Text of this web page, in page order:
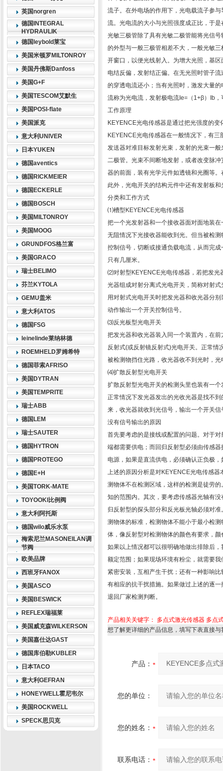
英国norgren
德国INTEGRAL
HYDRAULIK
德国leybold莱宝
美国米顿罗MILTONROY
美国丹佛斯Danfoss
美国G+F
美国TESCOM艾默生
美国POSI-flate
美国派克
意大利UNIVER
日本YUKEN
德国aventics
德国RICKMEIER
德国ECKERLE
德国BOSCH
美国MILTONROY
美国MOOG
GRUNDFOS格兰富
美国GRACO
瑞士BELIMO
芬兰KYTOLA
GEMU盖米
意大利ATOS
德国FSG
leinelinde莱纳林德
ROEMHELD罗姆希特
德国菲索AFRISO
美国DYTRAN
美国TEMPRITE
瑞士ABB
德国LEM
瑞士SAUTER
德国HYTRON
德国PROTEGO
德国E+H
美国TORK-MATE
TOYOOKI比例阀
意大利阿托斯
德国wilo威乐水泵
梅索尼兰MASONEILAN调
节阀
欧美品牌
西班牙FANOX
美国ASCO
美国BESWICK
REFLEX瑞福莱
美国威克森WILKERSON
美国嘉仕达GAST
德国库伯勒KUBLER
日本TACO
意大利GEFRAN
HONEYWELL霍尼韦尔
美国ROCKWELL
SPECK思贝克
流子。在外电场的作用下，光电载流子参
流。光电流的大小与光照强度成正比，于
光敏三极管除了具有光敏二极管能将光信
的外型与一般三极管相差不大，一般光敏
开窗口，以便光线射入。为增大光照，基
电结反偏，发射结正偏。在无光照时管子
的穿透电流还小；当有光照时，激发大量
流称为光电流，发射极电流Ie=（1+β）Ib
工作原理
KEYENCE光电传感器是通过把光强度的
KEYENCE光电传感器在一般情况下，有
发送器对准目标发射光束，发射的光束一
二极管。光束不间断地发射，或者改变脉
器的前面，装有光学元件如透镜和光圈等
此外，光电开关的结构元件中还有发射板和
分类和工作方式
⑴槽型KEYENCE光电传感器
把一个光发射器和一个接收器面对面地装
无阻情况下光接收器能收到光。但当被检
控制信号，切断或接通负载电流，从而完
只有几厘米。
⑵对射型KEYENCE光电传感器，若把发光
光器组成对射分离式光电开关，简称对射
用对射式光电开关时把发光器和收光器分
动作输出一个开关控制信号。
⑶反光板型光电开关
把发光器和收光器装入同一个装置内，在
反射式(或反射镜反射式)光电开关。正常情
被检测物挡住光路，收光器收不到光时，
⑷扩散反射型光电开关
扩散反射型光电开关的检测头里也装有一
正常情况下发光器发出的光收光器是找不
来，收光器就收到光信号，输出一个开关信
没有信号输出的原因
首先要考虑的是接线或配置的问题。对于
端都需要供电；而回归反射型必须由传感
电源，如果是直流供电，必须确认正负极
上述的原因分析是对KEYENCE光电传感
测物体不在检测区域，这样的检测是徒劳
知的范围内。其次，要考虑传感器光轴有
归反射型的探头部分和反光板光轴必须对
测物体的标准，检测物体不能小于最小检
体，像反射型对检测物体的颜色有要求，
如果以上情况都可以很明确地做出排除后
额定范围；如果现场环境有粉尘，就需要
紧密安装，互相产生干扰；还有一种影响
有相应的抗干扰措施。如果做过上述的逐
退回厂家检测判断。
产品相关关键字： 多点式激光传感器 多点
想了解更详细的产品信息，填写下表直接与
产品：
您的单位：
您的姓名：
联系电话：